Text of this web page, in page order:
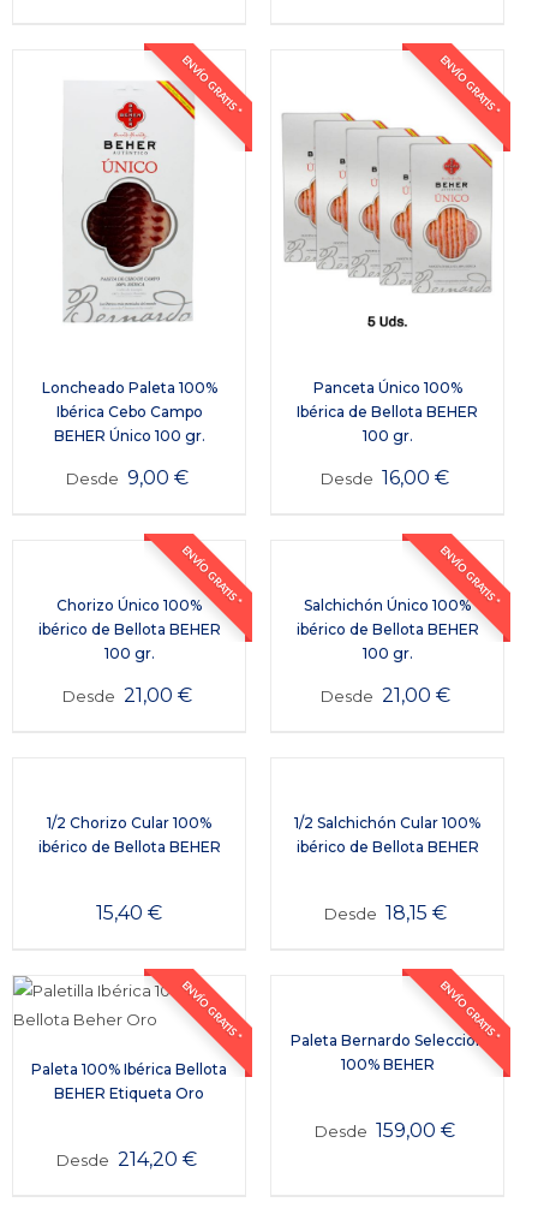
ENVÍO GRATIS *
Loncheado Paleta 100%
Ibérica Cebo Campo
BEHER Único 100 gr.
Desde 9,00 €
ENVÍO GRATIS *
Panceta Único 100%
Ibérica de Bellota BEHER
100 gr.
Desde 16,00€
ENVÍO GRATIS *
Chorizo Único 100%
ibérico de Bellota BEHER
100 gr.
Desde 21,00 €
ENVÍO GRATIS *
Salchichón Único 100%
ibérico de Bellota BEHER
100 gr.
Desde 21,00 €
1/2 Chorizo Cular 100%
ibérico de Bellota BEHER
15,40€
1/2 Salchichón Cular 100%
ibérico de Bellota BEHER
Desde 18,15 €
ENVÍO GRATIS *
Paleta 100% Ibérica Bellota
BEHER Etiqueta Oro
Desde 214,20€
ENVÍO GRATIS *
Paleta Bernardo Selección
100% BEHER
Desde 159,00€